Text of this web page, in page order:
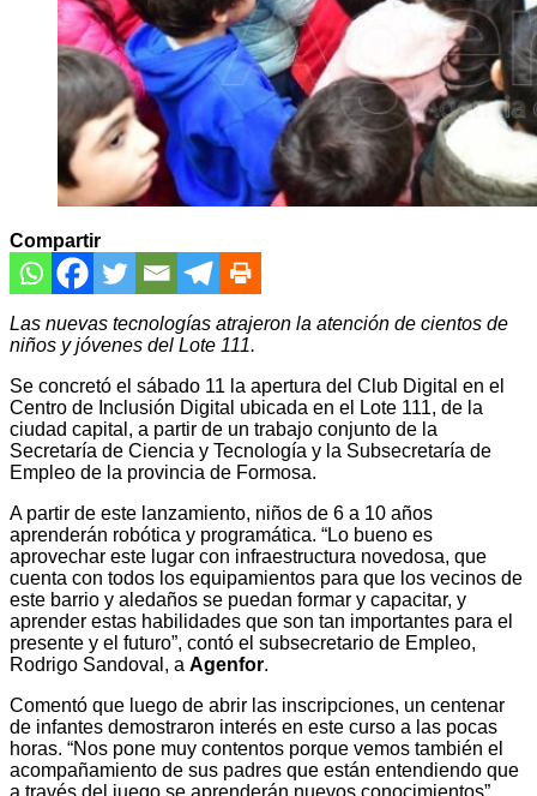
Compartir
Las nuevas tecnologías atrajeron la atención de cientos de
niños y jóvenes del Lote 111.
Se concretó el sábado 11 la apertura del Club Digital en el
Centro de Inclusión Digital ubicada en el Lote 111, de la
ciudad capital, a partir de un trabajo conjunto de la
Secretaría de Ciencia y Tecnología y la Subsecretaría de
Empleo de la provincia de Formosa.
A partir de este lanzamiento, niños de 6 a 10 años
aprenderán robótica y programática. “Lo bueno es
aprovechar este lugar con infraestructura novedosa, que
cuenta con todos los equipamientos para que los vecinos de
este barrio y aledaños se puedan formar y capacitar, y
aprender estas habilidades que son tan importantes para el
presente y el futuro”, contó el subsecretario de Empleo,
Rodrigo Sandoval, a Agenfor.
Comentó que luego de abrir las inscripciones, un centenar
de infantes demostraron interés en este curso a las pocas
horas. “Nos pone muy contentos porque vemos también el
acompañamiento de sus padres que están entendiendo que
a través del juego se aprenderán nuevos conocimientos”,